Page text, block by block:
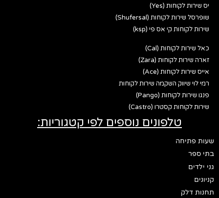
יס שירות לקוחות (Yes)
שופרסל שירות לקוחות (Shufersal)
שירות לקוחות קי אס פי (ksp)
כאל שירות לקוחות (Cal)
זארה שירות לקוחות (Zara)
אייס שירות לקוחות (Ace)
רמי לוי שיווק השקמה שירות לקוחות
פנגו שירות לקוחות (Pango)
שירות לקוחות קסטרו (Castro)
טלפונים נוספים לפי קטגוריות:
שעות פתיחה
בתי ספר
גני ילדים
קניונים
תחנות דלק